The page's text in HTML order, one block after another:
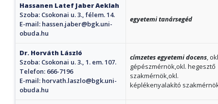
Hassanen Latef Jaber Aeklah
Szoba: Csokonai u. 3., félem. 14.
E-mail: hassen.jaber@bgk.uni-
obuda.hu
egyetemi tanársegéd
Dr. Horváth László
Szoba: Csokonai u. 3., 1. em. 107.
Telefon: 666-7196
E-mail: horvath.laszlo@bgk.uni-
obuda.hu
címzetes egyetemi docens ,
gépészmérnök,okl. hegesztő
szakmérnök,okl.
képlékenyalakító